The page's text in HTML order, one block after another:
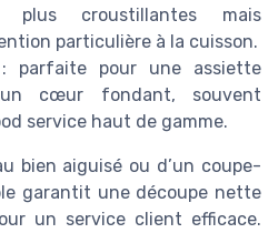
plus croustillantes mais
particulière à la cuisson.
parfaite pour une assiette
un cœur fondant, souvent
service haut de gamme.
bien aiguisé ou d’un coupe-
garantit une découpe nette
un service client efficace.